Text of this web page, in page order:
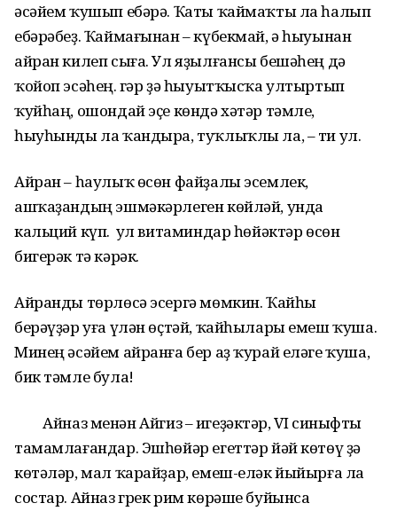
әсәйем ҡушып ебәрә. Ҡаты ҡаймаҡты ла һалып
ебәрәбеҙ. Ҡаймағынан – күбекмай, ә һыуынан
айран килеп сыға. Ул яҙылғансы бешәһең дә
ҡойоп эсәһең. Әгәр ҙә һыуытҡысҡа ултыртып
ҡуйһаң, ошондай эҫе көндә хәтәр тәмле,
һыуһынды ла ҡандыра, туҡлыҡлы ла, – ти ул.
Айран – һаулыҡ өсөн файҙалы эсемлек,
ашҡаҙандың эшмәкәрлеген көйләй, унда
кальций күп. Ә ул витаминдар һөйәктәр өсөн
бигерәк тә кәрәк.
Айранды төрлөсә эсергә мөмкин. Ҡайһы
берәүҙәр уға үлән өҫтәй, ҡайһылары емеш ҡуша.
Минең әсәйем айранға бер аҙ ҡурай еләге ҡуша,
бик тәмле була!
Айназ менән Айгиз – игеҙәктәр, VI синыфты
тамамлағандар. Эшһөйәр егеттәр йәй көтөү ҙә
көтәләр, мал ҡарайҙар, емеш-еләк йыйырға ла
состар. Айназ грек рим көрәше буйынса